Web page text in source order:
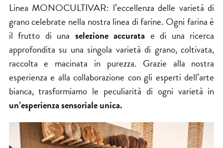
Linea MONOCULTIVAR: l’eccellenza delle varietà di
grano celebrate nella nostra linea di farine. Ogni farina è
il frutto di una selezione accurata e di una ricerca
approfondita su una singola varietà di grano, coltivata,
raccolta e macinata in purezza. Grazie alla nostra
esperienza e alla collaborazione con gli esperti dell’arte
bianca, trasformiamo le peculiarità di ogni varietà in
un’esperienza sensoriale unica.